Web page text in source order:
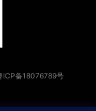
ICP备18076789号